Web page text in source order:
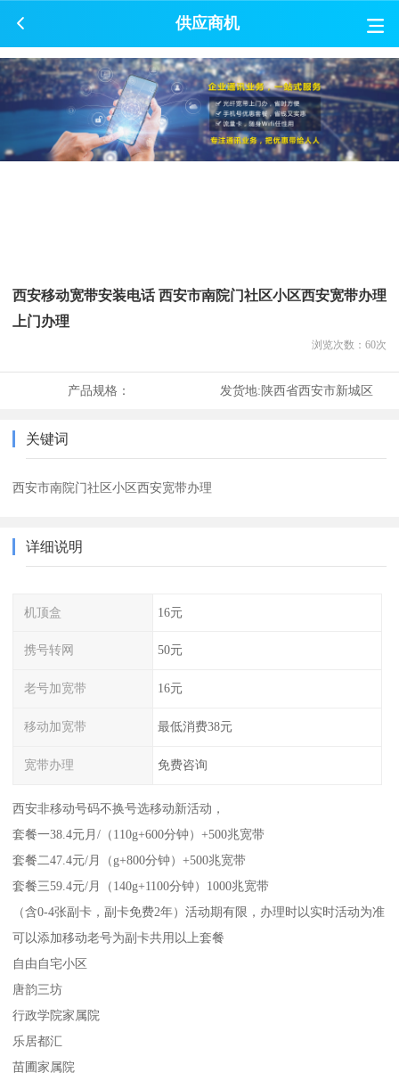
供应商机
西安移动宽带安装电话 西安市南院门社区小区西安宽带办理
上门办理
浏览次数： 60次
产品规格： 发货地:陕西省西安市新城区
关键词
西安市南院门社区小区西安宽带办理
详细说明
机顶盒 16元
携号转网 50元
老号加宽带 16元
移动加宽带 最低消费38元
宽带办理 免费咨询
西安非移动号码不换号选移动新活动，
套餐一38.4元月/（110g+600分钟）+500兆宽带
套餐二47.4元/月（g+800分钟）+500兆宽带
套餐三59.4元/月（140g+1100分钟）1000兆宽带
（含0-4张副卡，副卡免费2年）活动期有限，办理时以实时活动为准
可以添加移动老号为副卡共用以上套餐
自由自宅小区
唐韵三坊
行政学院家属院
乐居都汇
苗圃家属院